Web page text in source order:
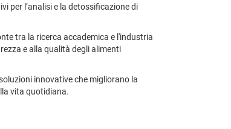
per l’analisi e la detossificazione di
tra la ricerca accademica e l'industria
e alla qualità degli alimenti
innovative che migliorano la
vita quotidiana.